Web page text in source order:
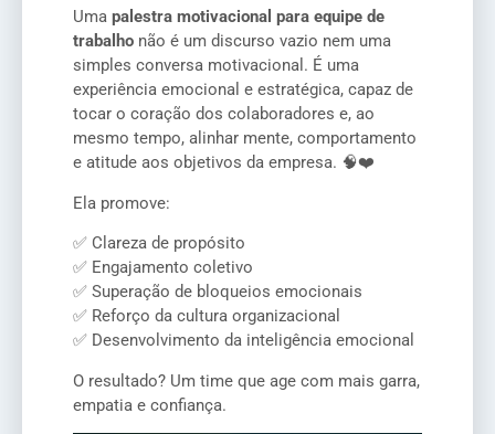
Uma palestra motivacional para equipe de
trabalho não é um discurso vazio nem uma
simples conversa motivacional. É uma
experiência emocional e estratégica, capaz de
tocar o coração dos colaboradores e, ao
mesmo tempo, alinhar mente, comportamento
e atitude aos objetivos da empresa. 🧠❤️
Ela promove:
✅ Clareza de propósito
✅ Engajamento coletivo
✅ Superação de bloqueios emocionais
✅ Reforço da cultura organizacional
✅ Desenvolvimento da inteligência emocional
O resultado? Um time que age com mais garra,
empatia e confiança.